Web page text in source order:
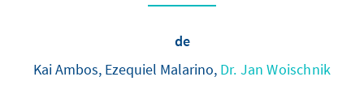
de
Kai Ambos, Ezequiel Malarino, Dr. Jan Woischnik